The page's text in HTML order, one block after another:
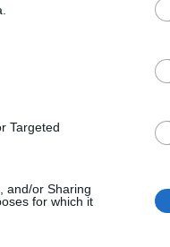
Targeted
and/or Sharing
for which it